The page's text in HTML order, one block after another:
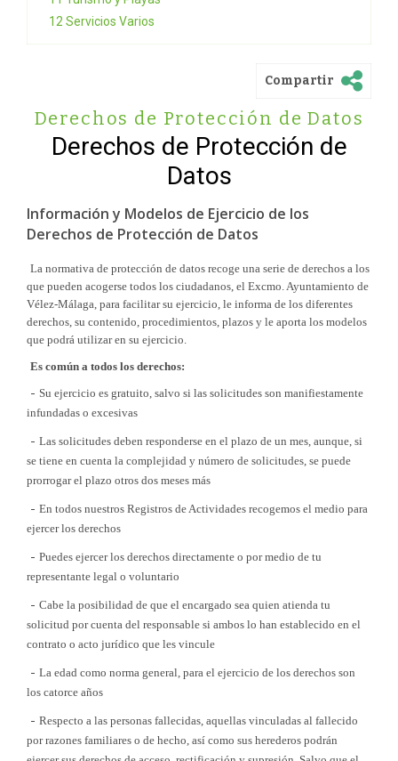
12 Servicios Varios
Compartir
Derechos de Protección de Datos
Derechos de Protección de
Datos
Información y Modelos de Ejercicio de los
Derechos de Protección de Datos
La normativa de protección de datos recoge una serie de derechos a los
que pueden acogerse todos los ciudadanos, el Excmo. Ayuntamiento de
Vélez-Málaga, para facilitar su ejercicio, le informa de los diferentes
derechos, su contenido, procedimientos, plazos y le aporta los modelos
que podrá utilizar en su ejercicio.
Es común a todos los derechos:
- Su ejercicio es gratuito, salvo si las solicitudes son manifiestamente
infundadas o excesivas
- Las solicitudes deben responderse en el plazo de un mes, aunque, si
se tiene en cuenta la complejidad y número de solicitudes, se puede
prorrogar el plazo otros dos meses más
- En todos nuestros Registros de Actividades recogemos el medio para
ejercer los derechos
- Puedes ejercer los derechos directamente o por medio de tu
representante legal o voluntario
- Cabe la posibilidad de que el encargado sea quien atienda tu
solicitud por cuenta del responsable si ambos lo han establecido en el
contrato o acto jurídico que les vincule
- La edad como norma general, para el ejercicio de los derechos son
los catorce años
- Respecto a las personas fallecidas, aquellas vinculadas al fallecido
por razones familiares o de hecho, así como sus herederos podrán